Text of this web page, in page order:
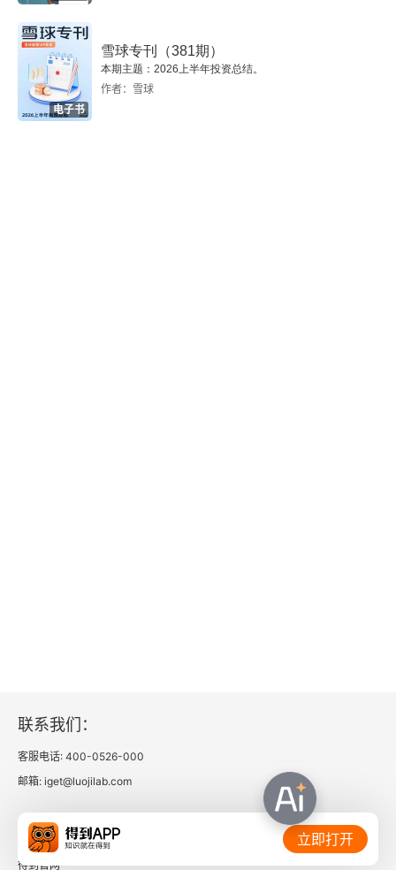
电子书
雪球专刊（381期）
本期主题：2026上半年投资总结。
作者：雪球
联系我们：
客服电话: 400-0526-000
邮箱: iget@luojilab.com
相关链接：
得到官网
立即打开